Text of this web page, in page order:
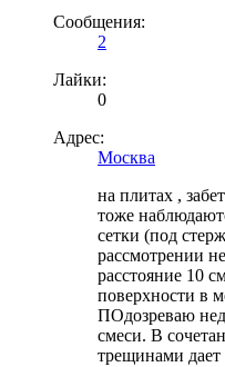
Сообщения:
2
Лайки:
0
Адрес:
Москва
на плитах ,
тоже
сетки (под
рассмотрении
расстояние 10
поверхности в
ПОдозреваю
смеси. В
трещинами дает